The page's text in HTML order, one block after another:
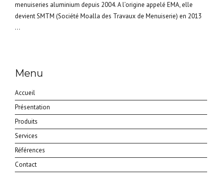
menuiseries aluminium depuis 2004. A l’origine appelé EMA, elle
devient SMTM (Société Moalla des Travaux de Menuiserie) en 2013
...
Menu
Accueil
Présentation
Produits
Services
Références
Contact